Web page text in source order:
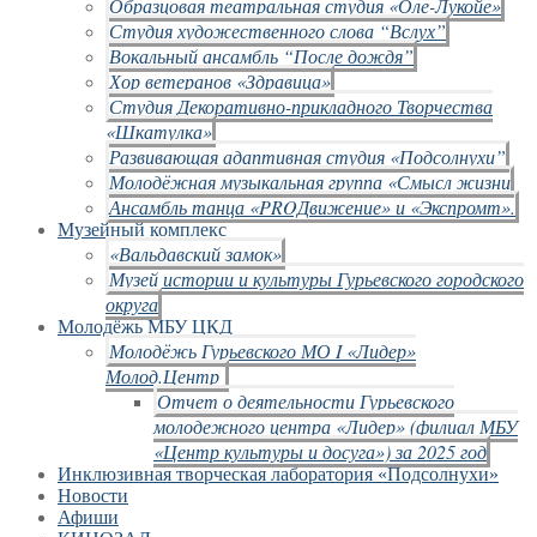
Образцовая театральная студия «Оле-Лукойе»
Студия художественного слова “Вслух”
Вокальный ансамбль “После дождя”
Хор ветеранов «Здравица»
Студия Декоративно-прикладного Творчества
«Шкатулка»
Развивающая адаптивная студия «Подсолнухи”
Молодёжная музыкальная группа «Смысл жизни
Ансамбль танца «PROДвижение» и «Экспромт».
Музейный комплекс
«Вальдавский замок»
Музей истории и культуры Гурьевского городского
округа
Молодёжь МБУ ЦКД
Молодёжь Гурьевского МО I «Лидер»
Молод.Центр
Отчет о деятельности Гурьевского
молодежного центра «Лидер» (филиал МБУ
«Центр культуры и досуга») за 2025 год
Инклюзивная творческая лаборатория «Подсолнухи»
Новости
Афиши